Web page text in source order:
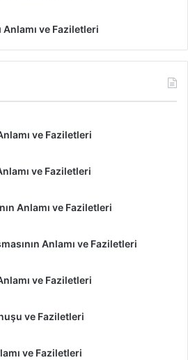
Anlamı ve Faziletleri
ve Faziletleri
ve Faziletleri
Anlamı ve Faziletleri
Anlamı ve Faziletleri
ve Faziletleri
ve Faziletleri
ve Faziletleri